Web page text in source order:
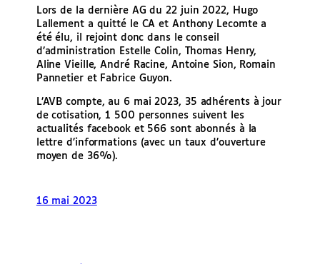
Lors de la dernière AG du 22 juin 2022, Hugo
Lallement a quitté le CA et Anthony Lecomte a
été élu, il rejoint donc dans le conseil
d’administration Estelle Colin, Thomas Henry,
Aline Vieille, André Racine, Antoine Sion, Romain
Pannetier et Fabrice Guyon.
L’AVB compte, au 6 mai 2023, 35 adhérents à jour
de cotisation, 1 500 personnes suivent les
actualités facebook et 566 sont abonnés à la
lettre d’informations (avec un taux d’ouverture
moyen de 36%).
16 mai 2023